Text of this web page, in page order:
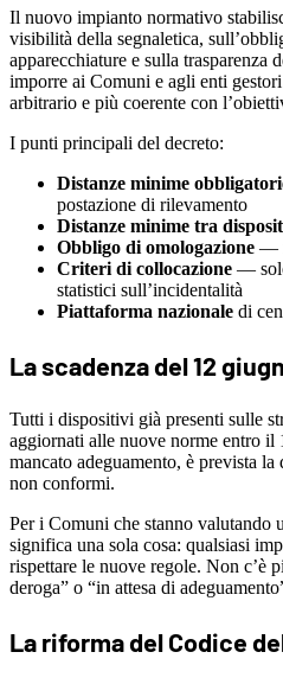
Il nuovo impianto normativo
visibilità della segnaletica,
apparecchiature e sulla trasparenza
imporre ai Comuni e agli enti
arbitrario e più coerente con
I punti principali del decreto:
Distanze minime
postazione di rilevamento
Distanze minime tra
Obbligo di omologazione —
Criteri di collocazione —
statistici sull’incidentalità
Piattaforma nazionale di
La scadenza del 12
Tutti i dispositivi già presenti sulle
aggiornati alle nuove norme entro il
mancato adeguamento, è prevista
non conformi.
Per i Comuni che stanno valutando
significa una sola cosa: qualsiasi
rispettare le nuove regole. Non c’è
deroga” o “in attesa di
La riforma del Codice